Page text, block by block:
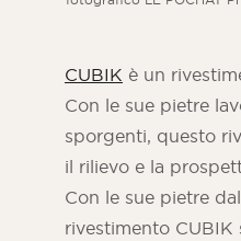
CUBIK è un
Con le sue pietre
sporgenti, questo
il rilievo e la
Con le sue pietre
rivestimento CUBIK